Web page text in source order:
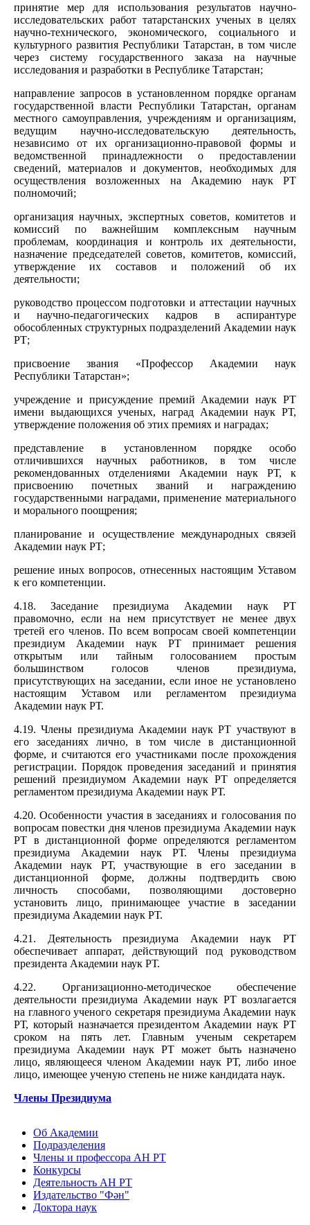
принятие мер для использования результатов научно-
исследовательских работ татарстанских ученых в целях
научно-технического, экономического, социального и
культурного развития Республики Татарстан, в том числе
через систему государственного заказа на научные
исследования и разработки в Республике Татарстан;
направление запросов в установленном порядке органам
государственной власти Республики Татарстан, органам
местного самоуправления, учреждениям и организациям,
ведущим научно-исследовательскую деятельность,
независимо от их организационно-правовой формы и
ведомственной принадлежности о предоставлении
сведений, материалов и документов, необходимых для
осуществления возложенных на Академию наук РТ
полномочий;
организация научных, экспертных советов, комитетов и
комиссий по важнейшим комплексным научным
проблемам, координация и контроль их деятельности,
назначение председателей советов, комитетов, комиссий,
утверждение их составов и положений об их
деятельности;
руководство процессом подготовки и аттестации научных
и научно-педагогических кадров в аспирантуре
обособленных структурных подразделений Академии наук
РТ;
присвоение звания «Профессор Академии наук
Республики Татарстан»;
учреждение и присуждение премий Академии наук РТ
имени выдающихся ученых, наград Академии наук РТ,
утверждение положения об этих премиях и наградах;
представление в установленном порядке особо
отличившихся научных работников, в том числе
рекомендованных отделениями Академии наук РТ, к
присвоению почетных званий и награждению
государственными наградами, применение материального
и морального поощрения;
планирование и осуществление международных связей
Академии наук РТ;
решение иных вопросов, отнесенных настоящим Уставом
к его компетенции.
4.18. Заседание президиума Академии наук РТ
правомочно, если на нем присутствует не менее двух
третей его членов. По всем вопросам своей компетенции
президиум Академии наук РТ принимает решения
открытым или тайным голосованием простым
большинством голосов членов президиума,
присутствующих на заседании, если иное не установлено
настоящим Уставом или регламентом президиума
Академии наук РТ.
4.19. Члены президиума Академии наук РТ участвуют в
его заседаниях лично, в том числе в дистанционной
форме, и считаются его участниками после прохождения
регистрации. Порядок проведения заседаний и принятия
решений президиумом Академии наук РТ определяется
регламентом президиума Академии наук РТ.
4.20. Особенности участия в заседаниях и голосования по
вопросам повестки дня членов президиума Академии наук
РТ в дистанционной форме определяются регламентом
президиума Академии наук РТ. Члены президиума
Академии наук РТ, участвующие в его заседании в
дистанционной форме, должны подтвердить свою
личность способами, позволяющими достоверно
установить лицо, принимающее участие в заседании
президиума Академии наук РТ.
4.21. Деятельность президиума Академии наук РТ
обеспечивает аппарат, действующий под руководством
президента Академии наук РТ.
4.22. Организационно-методическое обеспечение
деятельности президиума Академии наук РТ возлагается
на главного ученого секретаря президиума Академии наук
РТ, который назначается президентом Академии наук РТ
сроком на пять лет. Главным ученым секретарем
президиума Академии наук РТ может быть назначено
лицо, являющееся членом Академии наук РТ, либо иное
лицо, имеющее ученую степень не ниже кандидата наук.
Члены Президиума
Об Академии
Подразделения
Члены и профессора АН РТ
Конкурсы
Деятельность АН РТ
Издательство "Фән"
Доктора наук